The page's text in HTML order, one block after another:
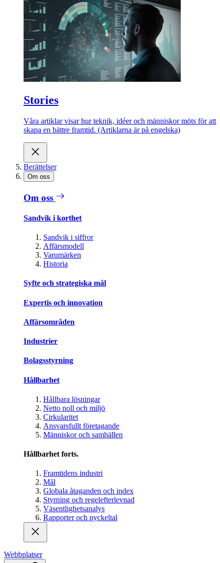
Stories
Våra artiklar visar hur teknik, idéer och människor möts för att
skapa en bättre framtid. (Artiklarna är på engelska)
Berättelser
Om oss
Om oss
Sandvik i korthet
Sandvik i siffror
Affärsmodell
Varumärken
Historia
Syfte och strategiska mål
Expertis och innovation
Affärsområden
Industrier
Bolagsstyrning
Hållbarhet
Hållbara lösningar
Netto noll och miljö
Cirkularitet
Ansvarsfullt företagande
Människor och samhällen
Hållbarhet forts.
Framtidens industri
Mål
Globala åtaganden och index
Styrning och regelefterlevnad
Väsentlighetsanalys
Rapporter och nyckeltal
Webbplatser